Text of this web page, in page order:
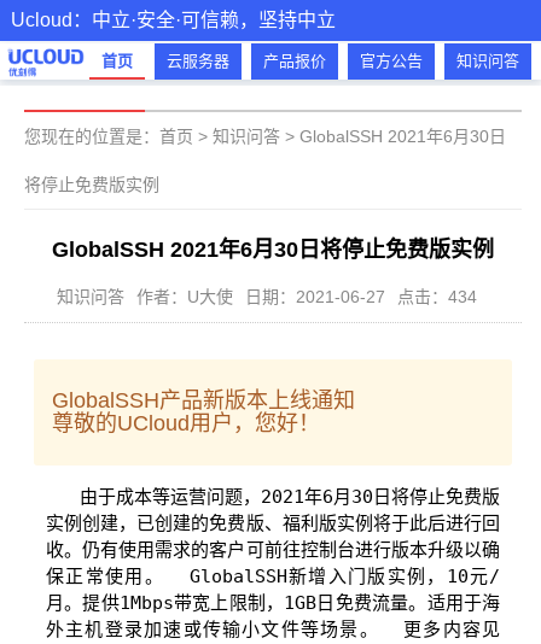
Ucloud：中立·安全·可信赖，坚持中立
首页 云服务器 产品报价 官方公告 知识问答
您现在的位置是： 首页 > 知识问答 > GlobalSSH 2021年6月30日
将停止免费版实例
GlobalSSH 2021年6月30日将停止免费版实例
知识问答 作者：U大使 日期：2021-06-27 点击：434
GlobalSSH产品新版本上线通知
尊敬的UCloud用户，您好！
实例创建，已创建的免费版、福利版实例将于此后进行回
收。仍有使用需求的客户可前往控制台进行版本升级以确
保正常使用。  GlobalSSH新增入门版实例，10元/
月。提供1Mbps带宽上限制，1GB日免费流量。适用于海
外主机登录加速或传输小文件等场景。  更多内容见